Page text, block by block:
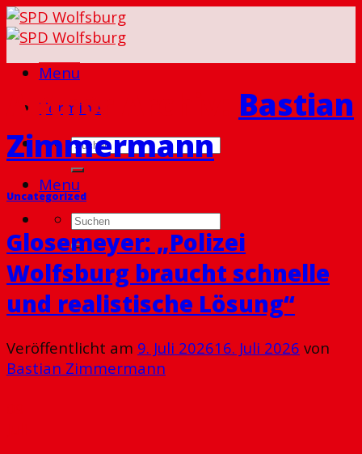
Skip
to
Menu
Termine
Menu
Author Archiv: Bastian
Zimmermann
Uncategorized
Glosemeyer: „Polizei
Wolfsburg braucht schnelle
und realistische Lösung“
Veröffentlicht am 9. Juli 202616. Juli 2026 von
Bastian Zimmermann